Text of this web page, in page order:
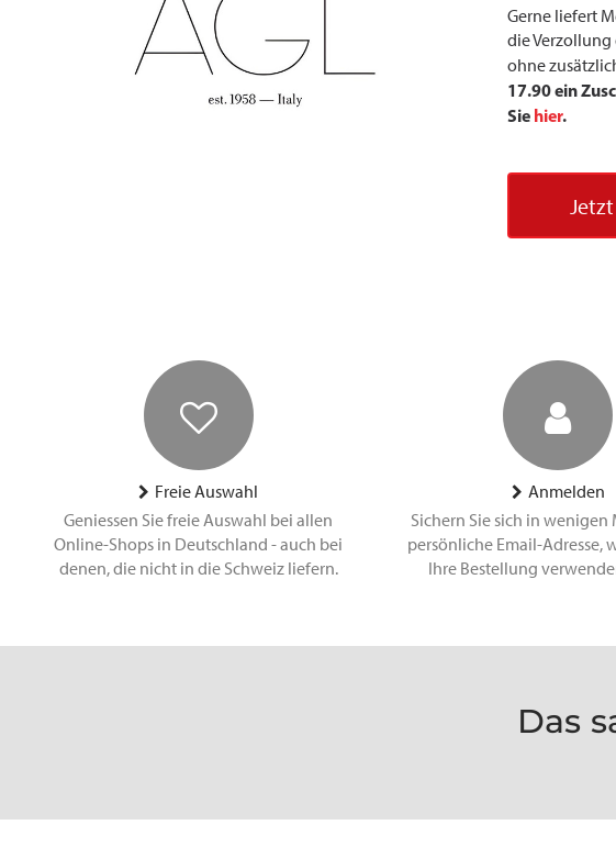
Gerne liefert
die Verzollung
ohne
17.90 ein
Sie hier.
Freie Auswahl
Geniessen Sie freie Auswahl bei allen
Online-Shops in Deutschland - auch bei
denen, die nicht in die Schweiz liefern.
Anmelden
Sichern Sie sich in
persönliche Email-Adresse,
Ihre Bestellung
Das